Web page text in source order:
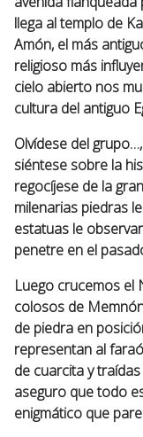
llega al templo de
Amón, el más
religioso más
cielo abierto nos
cultura del antiguo
Olvídese del
siéntese sobre la
regocíjese de la
milenarias piedras
estatuas le
penetre en el
Luego crucemos el
colosos de
de piedra en
representan al
de cuarcita y
aseguro que todo
enigmático que